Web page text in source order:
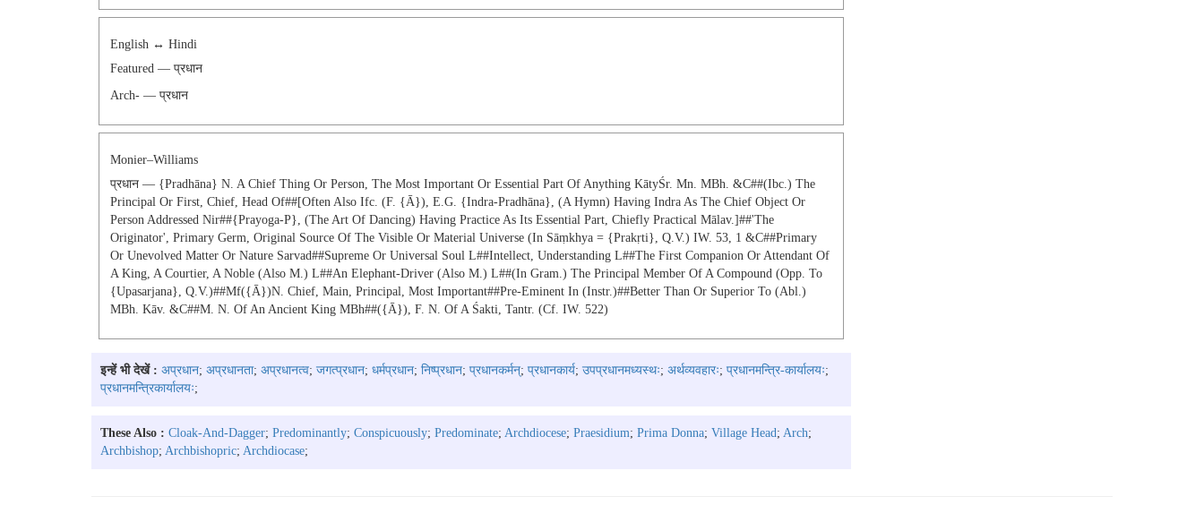
English ↔ Hindi
Featured — प्रधान
Arch- — प्रधान
Monier–Williams
प्रधान — {pradhāna} N. A Chief Thing Or Person, The Most Important Or Essential Part Of Anything KātyŚr. Mn. MBh. &c##(ibc.) The
Principal Or First, Chief, Head Of##[often Also Ifc. (f. {ā}), E.g. {indra-Pradhāna}, (a Hymn) Having Indra As The Chief Object Or
Person Addressed Nir##{prayoga-P}, (the Art Of Dancing) Having Practice As Its Essential Part, Chiefly Practical Mālav.]##'the
Originator', Primary Germ, Original Source Of The Visible Or Material Universe (in Sāṃkhya = {prakṛti}, Q.v.) IW. 53, 1 &c##primary
Or Unevolved Matter Or Nature Sarvad##supreme Or Universal Soul L##intellect, Understanding L##the First Companion Or Attendant Of
A King, A Courtier, A Noble (also M.) L##an Elephant-Driver (also M.) L##(in Gram.) The Principal Member Of A Compound (opp. To
{upasarjana}, Q.v.)##mf({ā})n. Chief, Main, Principal, Most Important##pre-Eminent In (instr.)##better Than Or Superior To (abl.)
MBh. Kāv. &c##m. N. Of An Ancient King MBh##({ā}), F. N. Of A Śakti, Tantr. (cf. IW. 522)
इन्हें भी देखें : अप्रधान; अप्रधानता; अप्रधानत्व; जगत्प्रधान; धर्मप्रधान; निष्प्रधान; प्रधानकर्मन्; प्रधानकार्य; उपप्रधानमध्यस्थः; अर्थव्यवहारः; प्रधानमन्त्रि-कार्यालयः;
प्रधानमन्त्रिकार्यालयः;
These Also : Cloak-And-Dagger; Predominantly; Conspicuously; Predominate; Archdiocese; Praesidium; Prima Donna; Village Head; Arch;
Archbishop; Archbishopric; Archdiocase;